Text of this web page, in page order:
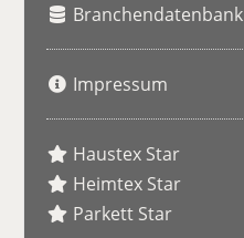
Branchendatenbank
Impressum
Haustex Star
Heimtex Star
Parkett Star